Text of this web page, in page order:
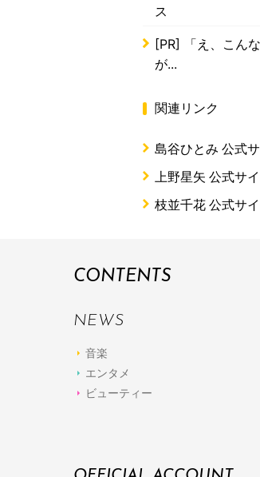
ス
[PR]
「え、こん
が...
関連リンク
島谷ひとみ 公式
上野星矢 公式サ
枝並千花 公式サイ
CONTENTS
NEWS
音楽
エンタメ
ビューティー